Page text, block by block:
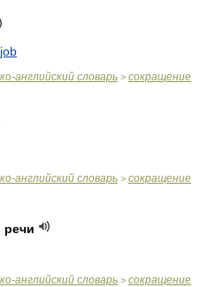
английский словарь > сокращение
английский словарь > сокращение
речи
английский словарь > сокращение